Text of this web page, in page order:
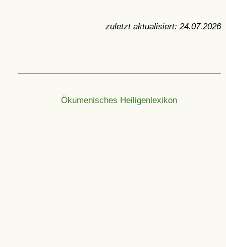
zuletzt aktualisiert: 24.07.2026
Ökumenisches Heiligenlexikon